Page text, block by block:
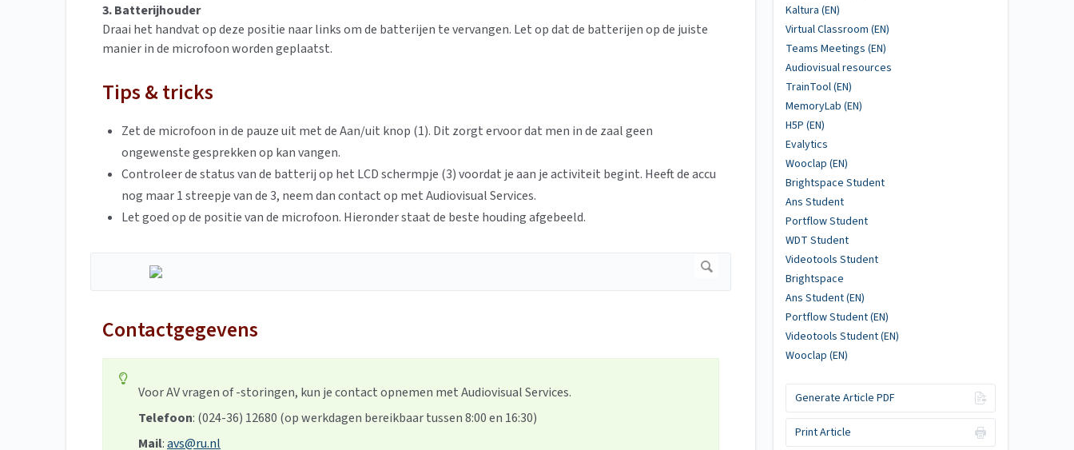
3. Batterijhouder
Draai het handvat op deze positie naar links om de batterijen te vervangen. Let op dat de batterijen op de juiste
manier in de microfoon worden geplaatst.
Tips & tricks
Zet de microfoon in de pauze uit met de Aan/uit knop (1). Dit zorgt ervoor dat men in de zaal geen
ongewenste gesprekken op kan vangen.
Controleer de status van de batterij op het LCD schermpje (3) voordat je aan je activiteit begint. Heeft de accu
nog maar 1 streepje van de 3, neem dan contact op met Audiovisual Services.
Let goed op de positie van de microfoon. Hieronder staat de beste houding afgebeeld.
Contactgegevens
Voor AV vragen of -storingen, kun je contact opnemen met Audiovisual Services.
Telefoon: (024-36) 12680 (op werkdagen bereikbaar tussen 8:00 en 16:30)
Mail:avs@ru.nl
Kaltura (EN)
Virtual Classroom (EN)
Teams Meetings (EN)
Audiovisual resources
TrainTool (EN)
MemoryLab (EN)
H5P (EN)
Evalytics
Wooclap (EN)
Brightspace Student
Ans Student
Portflow Student
WDT Student
Videotools Student
Brightspace
Ans Student (EN)
Portflow Student (EN)
Videotools Student (EN)
Wooclap (EN)
Generate Article PDF
Print Article